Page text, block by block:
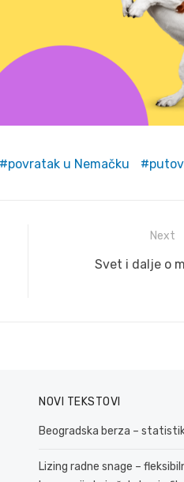
povratak u Nemačku
Next
Next
Svet i dalje o
NOVI TEKSTOVI
Beogradska berza –
Lizing radne snage –